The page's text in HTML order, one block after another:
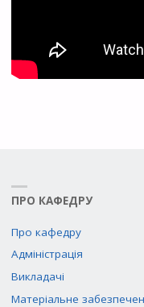
ПРО КАФЕДРУ
Про кафедру
Адміністрація
Викладачі
Матеріальне